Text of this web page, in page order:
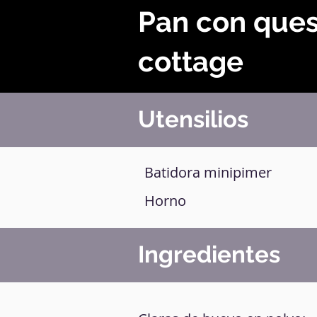
Pan con
cottage
Utensilios
Batidora minipimer
Horno
Ingredientes